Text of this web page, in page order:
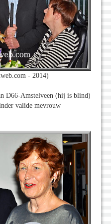
- 2014)
D66-Amstelveen (hij is blind)
valide mevrouw